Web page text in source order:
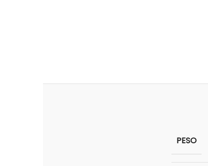
PESO